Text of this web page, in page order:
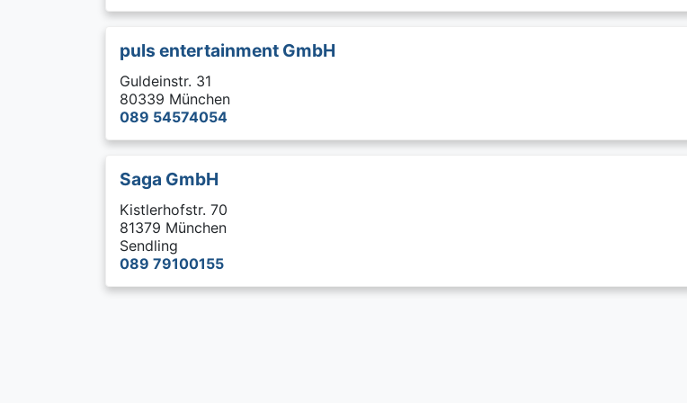
puls entertainment GmbH
Guldeinstr. 31
80339 München
089 54574054
Saga GmbH
Kistlerhofstr. 70
81379 München
Sendling
089 79100155